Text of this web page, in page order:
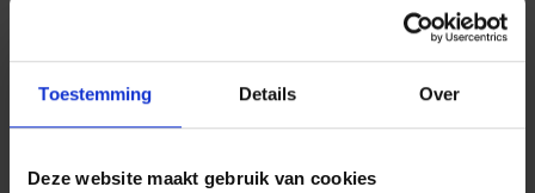
Toestemming Details Over
Deze website maakt gebruik van cookies
Bank van België, de Berlaimontlaan 14, 1000 Brussel.
P&V Verzekeringen is lid van Assuralia, de Belgische
Beroepsvereniging van de
Op
www.assuralia.be
kunt u de gedragsregels en